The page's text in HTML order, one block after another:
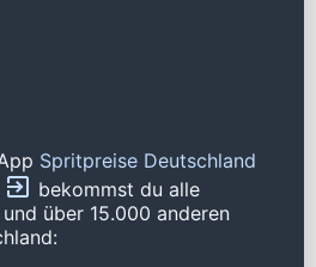
Spritpreise Deutschland
bekommst du alle
über 15.000 anderen